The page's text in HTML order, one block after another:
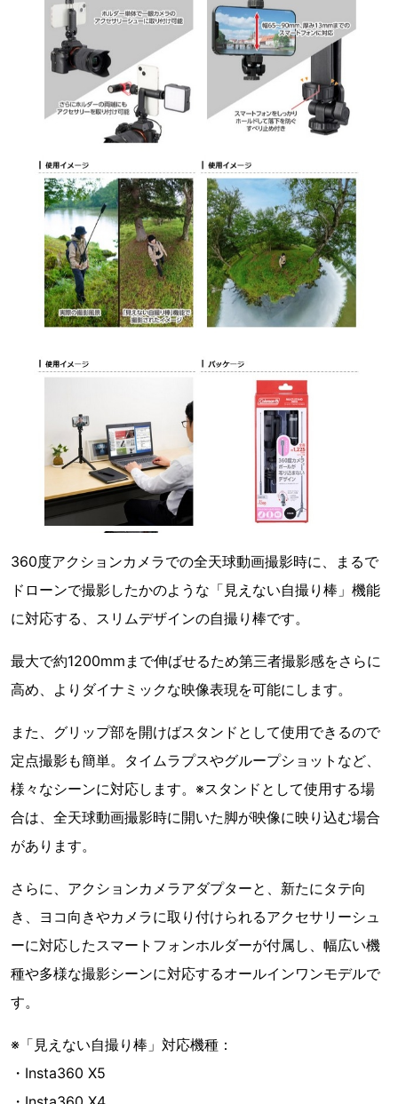
360度アクションカメラでの全天球動画撮影時に、まるで
ドローンで撮影したかのような「見えない自撮り棒」機能
に対応する、スリムデザインの自撮り棒です。
最大で約1200mmまで伸ばせるため第三者撮影感をさらに
高め、よりダイナミックな映像表現を可能にします。
また、グリップ部を開けばスタンドとして使用できるので
定点撮影も簡単。タイムラプスやグループショットなど、
様々なシーンに対応します。※スタンドとして使用する場
合は、全天球動画撮影時に開いた脚が映像に映り込む場合
があります。
さらに、アクションカメラアダプターと、新たにタテ向
き、ヨコ向きやカメラに取り付けられるアクセサリーシュ
ーに対応したスマートフォンホルダーが付属し、幅広い機
種や多様な撮影シーンに対応するオールインワンモデルで
す。
※「見えない自撮り棒」対応機種：
・Insta360 X5